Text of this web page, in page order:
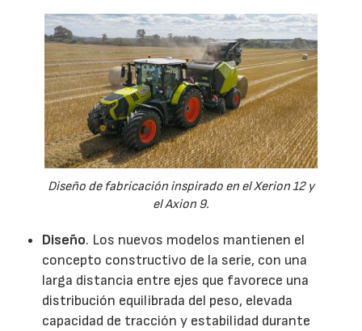
Diseño de fabricación inspirado en el Xerion 12 y
el Axion 9.
Diseño. Los nuevos modelos mantienen el
concepto constructivo de la serie, con una
larga distancia entre ejes que favorece una
distribución equilibrada del peso, elevada
capacidad de tracción y estabilidad durante